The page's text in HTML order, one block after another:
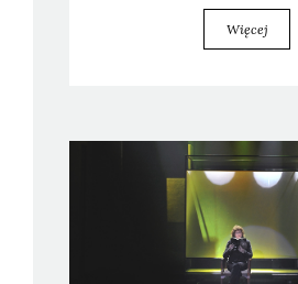
Więcej